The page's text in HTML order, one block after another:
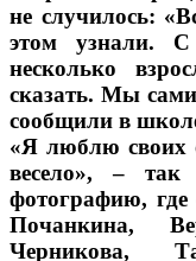
не случилось:
этом узнали.
несколько
сказать. Мы
сообщили в
«Я люблю своих
весело», – так
фотографию,
Почанкина,
Черникова,